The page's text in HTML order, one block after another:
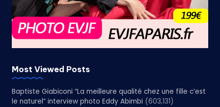
Most Viewed Posts
Baptiste Giabiconi “La meilleure qualité chez une fille c’est
le naturel” interview photo Eddy Abimbi (603,131)